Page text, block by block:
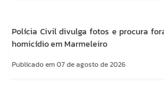
Polícia Civil divulga fotos e procura
homicídio em Marmeleiro
Publicado em 07 de agosto de 2026